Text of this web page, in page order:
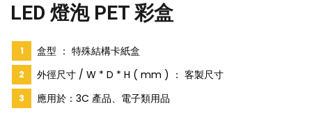
LED 燈泡 PET 彩盒
盒型 ： 特殊結構卡紙盒
外徑尺寸 / W * D * H ( mm ) ： 客製尺寸
應用於：3C 產品、電子類用品